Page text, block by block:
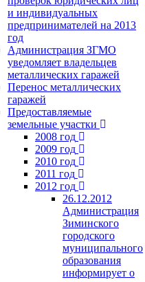
и индивидуальных
предпринимателей на 2013
год
Администрация ЗГМО
уведомляет владельцев
металлических гаражей
Перенос металлических
гаражей
Предоставляемые
земельные участки
2008 год
2009 год
2010 год
2011 год
2012 год
26.12.2012
Администрация
Зиминского
городского
муниципального
образования
информирует о